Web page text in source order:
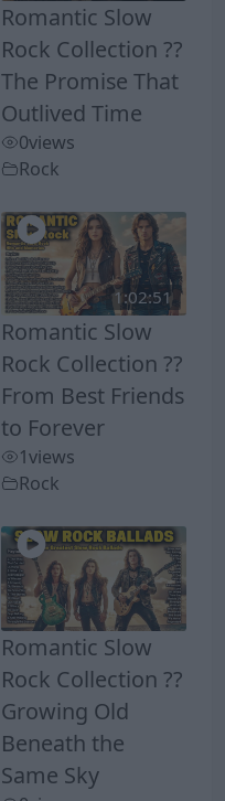
Romantic Slow
Rock Collection ??
The Promise That
Outlived Time
0views
Rock
1:02:51
Romantic Slow
Rock Collection ??
From Best Friends
to Forever
1views
Rock
Romantic Slow
Rock Collection ??
Growing Old
Beneath the
Same Sky